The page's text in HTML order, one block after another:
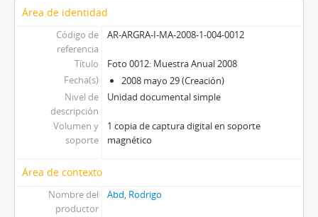
Área de identidad
Código de
referencia
AR-ARGRA-I-MA-2008-1-004-0012
Título
Foto 0012: Muestra Anual 2008
Fecha(s)
2008 mayo 29 (Creación)
Nivel de
descripción
Unidad documental simple
Volumen y
soporte
1 copia de captura digital en soporte
magnético
Área de contexto
Nombre del
productor
Abd, Rodrigo